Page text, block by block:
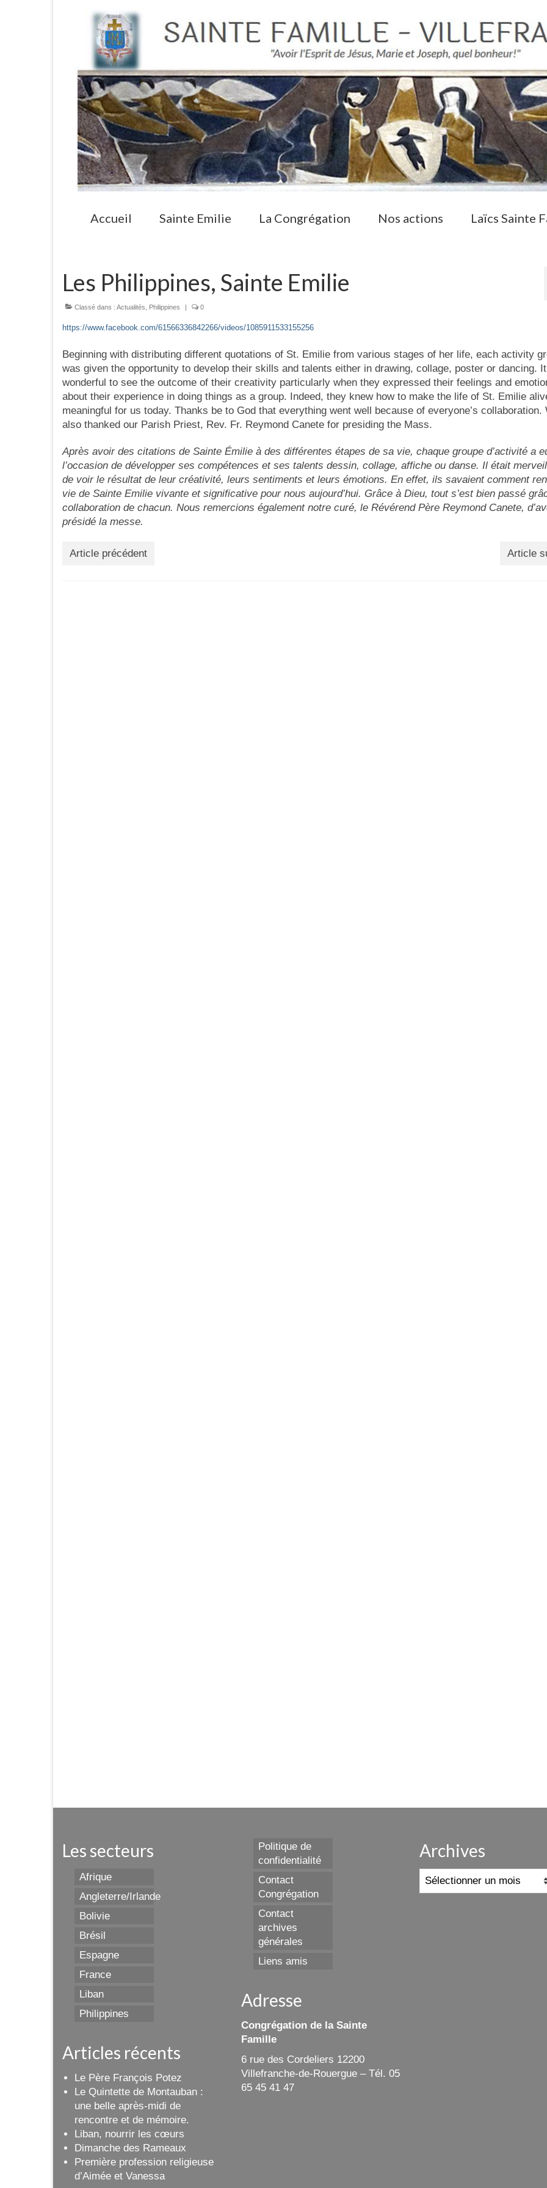
Accueil Sainte Emilie La Congrégation Nos actions Laïcs Sainte
Les Philippines, Sainte Emilie
Classé dans : Actualités Philippines | 0
https://www.facebook.com/61566336842266/videos/1085911533155256
Beginning with distributing different quotations of St. Emilie from various stages of her life, each activity
was given the opportunity to develop their skills and talents either in drawing, collage, poster or dancing.
wonderful to see the outcome of their creativity particularly when they expressed their feelings and
about their experience in doing things as a group. Indeed, they knew how to make the life of St. Emilie
meaningful for us today. Thanks be to God that everything went well because of everyone’s collaboration.
also thanked our Parish Priest, Rev. Fr. Reymond Canete for presiding the Mass.
Après avoir des citations de Sainte Émilie à des différentes étapes de sa vie, chaque groupe d’activité a
l’occasion de développer ses compétences et ses talents dessin, collage, affiche ou danse. Il était
de voir le résultat de leur créativité, leurs sentiments et leurs émotions. En effet, ils savaient comment
vie de Sainte Emilie vivante et significative pour nous aujourd’hui. Grâce à Dieu, tout s’est bien passé
collaboration de chacun. Nous remercions également notre curé, le Révérend Père Reymond Canete,
présidé la messe.
Article précédent Article
Les secteurs
Afrique
Angleterre/Irlande
Bolivie
Brésil
Espagne
France
Liban
Philippines
Articles récents
Le Père François Potez
Le Quintette de Montauban :
une belle après-midi de
rencontre et de mémoire.
Liban, nourrir les cœurs
Dimanche des Rameaux
Première profession religieuse
d’Aimée et Vanessa
Politique de
confidentialité
Contact
Congrégation
Contact
archives
générales
Liens amis
Adresse
Congrégation de la Sainte
Famille
6 rue des Cordeliers 12200
Villefranche-de-Rouergue – Tél. 05
65 45 41 47
Archives
Archives